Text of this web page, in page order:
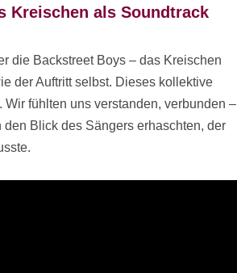
Kreischen als Soundtrack
die Backstreet Boys – das Kreischen
der Auftritt selbst. Dieses kollektive
fühlten uns verstanden, verbunden –
Blick des Sängers erhaschten, der